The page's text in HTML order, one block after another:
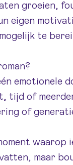
groeien,
eigen
te
emotionele
tijd of
of
waarop
maar